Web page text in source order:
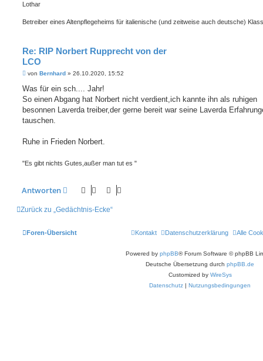
Lothar
Betreiber eines Altenpflegeheims für italienische (und zeitweise auch deutsche)
Re: RIP Norbert Rupprecht von der
LCO
B
i
r
a
von Bernhard » 26.10.2020, 15:52
Was für ein sch.... Jahr!
So einen Abgang hat Norbert nicht verdient,ich kannte ihn als ruhigen
besonnen Laverda treiber,der gerne bereit war seine Laverda
tauschen.
Ruhe in Frieden Norbert.
"Es gibt nichts Gutes,außer man tut es "
Antworten
Zurück zu „Gedächtnis-Ecke“
Foren-Übersicht Alle
Datenschutzerklärung
Kontakt
Powered by phpBB® Forum Software © phpBB
Deutsche Übersetzung durch phpBB.de
Customized by WireSys
Datenschutz | Nutzungsbedingungen